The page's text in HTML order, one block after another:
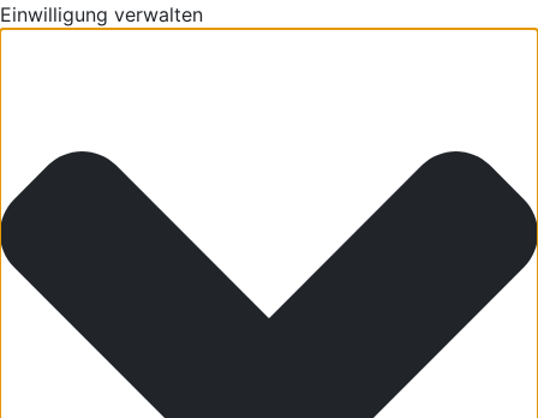
Einwilligung verwalten